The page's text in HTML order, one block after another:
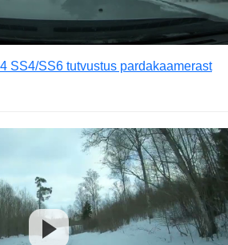
SS4/SS6 tutvustus pardakaamerast